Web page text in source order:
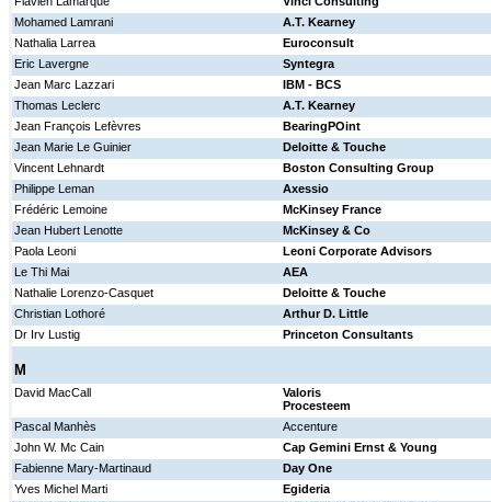
Mohamed Lamrani
A.T. Kearney
Nathalia Larrea
Euroconsult
Eric Lavergne
Syntegra
Jean Marc Lazzari
IBM - BCS
Thomas Leclerc
A.T. Kearney
Jean François Lefèvres
BearingPOint
Jean Marie Le Guinier
Deloitte & Touche
Vincent Lehnardt
Boston Consulting Group
Philippe Leman
Axessio
Frédéric Lemoine
McKinsey France
Jean Hubert Lenotte
McKinsey & Co
Paola Leoni
Leoni Corporate Advisors
Le Thi Mai
AEA
Nathalie Lorenzo-Casquet
Deloitte & Touche
Christian Lothoré
Arthur D. Little
Dr Irv Lustig
Princeton Consultants
M
David MacCall
Valoris
Procesteem
Pascal Manhès
Accenture
John W. Mc Cain
Cap Gemini Ernst & Young
Fabienne Mary-Martinaud
Day One
Yves Michel Marti
Egideria